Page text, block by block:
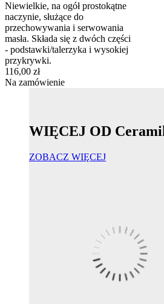
Niewielkie, na ogół prostokątne
naczynie, służące do
przechowywania i serwowania
masła. Składa się z dwóch części
- podstawki/talerzyka i wysokiej
przykrywki.
116,00 zł
Na zamówienie
WIĘCEJ OD
ZOBACZ WIĘCEJ